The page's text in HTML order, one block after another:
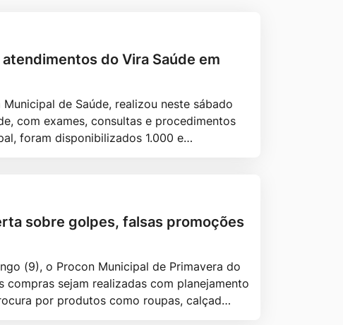
do Vira Saúde em
de Saúde, realizou neste sábado
com exames, consultas e procedimentos
foram disponibilizados 1.000 e…
sobre golpes, falsas promoções
(9), o Procon Municipal de Primavera do
sejam realizadas com planejamento
por produtos como roupas, calçad…